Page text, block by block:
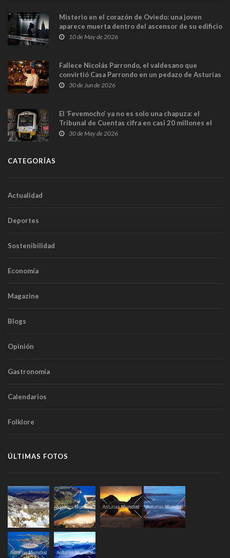
Misterio en el corazón de Oviedo: una joven
aparece muerta dentro del ascensor de su edificio
y las cámaras captan sus últimos minutos
10 de May de 2026
Fallece Nicolás Parrondo, el valdesano que
convirtió Casa Parrondo en un pedazo de Asturias
en Madrid
30 de Jun de 2026
El ‘Fevemocho’ ya no es solo una chapuza: el
Tribunal de Cuentas cifra en casi 20 millones el
sobrecoste de los trenes que no cabían por los
30 de May de 2026
CATEGORÍAS
Actualidad
Deportes
Sostenibilidad
Economía
Magazine
Blogs
Opinión
Gastronomía
Calendarios
Folklore
ÚLTIMAS FOTOS